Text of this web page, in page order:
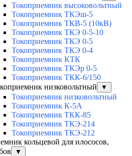
Токоприемник высоковольтный
Токоприемник ТКЭш-5
Токоприемник ТКВ-5 (10кВ)
Токоприемник ТКЭ 0-5-10
Токоприемник ТКЭ 0-5
Токоприемник ТКЭ 0-4
Токоприемник КТК
Токоприемник ТКЭр 0-5
Токоприемник ТКК-6/150
низковольтный
▼
Токоприемник низковольтный
Токоприемник К-5А
Токоприемник ТКК-85
Токоприемник ТКЭ-214
Токоприемник ТКЭ-212
кольцевой для илососов,
▼